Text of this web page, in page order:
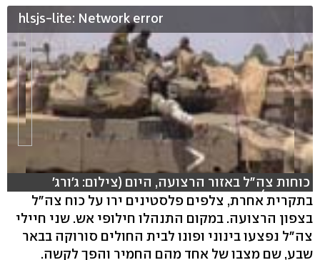
hlsjs-lite: Network error
כוחות צה"ל באזור הרצועה, היום (צילום: ג'ורג'
גינסברג)
בתקרית אחרת, צלפים פלסטינים ירו על כוח צה"ל
בצפון הרצועה. במקום התנהלו חילופי אש. שני חיילי
צה"ל נפצעו בינוני ופונו לבית החולים סורוקה בבאר
שבע, שם מצבו של אחד מהם החמיר והפך לקשה.